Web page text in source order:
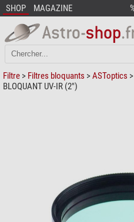
SHOP MAGAZINE
Filtre > Filtres bloquants >ASToptics
BLOQUANT UV-IR (2")